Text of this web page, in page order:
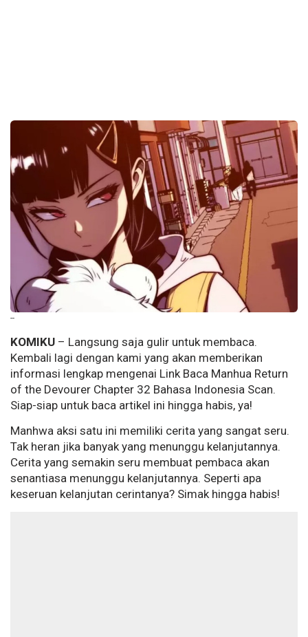
--
KOMIKU – Langsung saja gulir untuk membaca.
Kembali lagi dengan kami yang akan memberikan
informasi lengkap mengenai Link Baca Manhua Return
of the Devourer Chapter 32 Bahasa Indonesia Scan.
Siap-siap untuk baca artikel ini hingga habis, ya!
Manhwa aksi satu ini memiliki cerita yang sangat seru.
Tak heran jika banyak yang menunggu kelanjutannya.
Cerita yang semakin seru membuat pembaca akan
senantiasa menunggu kelanjutannya. Seperti apa
keseruan kelanjutan cerintanya? Simak hingga habis!